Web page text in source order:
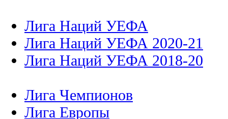
Лига Наций УЕФА
Лига Наций УЕФА 2020-21
Лига Наций УЕФА 2018-20
Лига Чемпионов
Лига Европы